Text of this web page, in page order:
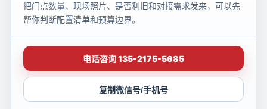
把门点数量、现场照片、是否利旧和对接需求发来，可以先
帮你判断配置清单和预算边界。
电话咨询 135-2175-5685
复制微信号/手机号